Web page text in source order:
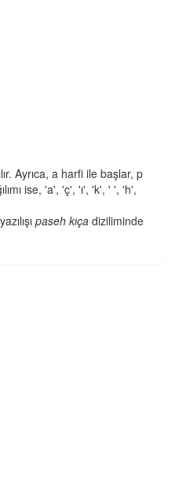
Ayrıca, a harfi ile başlar, p
ise, 'a', 'ç', 'ı', 'k', ' ', 'h',
paseh kıça diziliminde